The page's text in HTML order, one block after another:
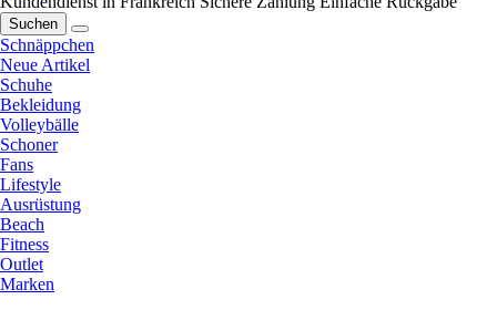
Suchen
Schnäppchen
Neue Artikel
Schuhe
Bekleidung
Volleybälle
Schoner
Fans
Lifestyle
Ausrüstung
Beach
Fitness
Outlet
Marken